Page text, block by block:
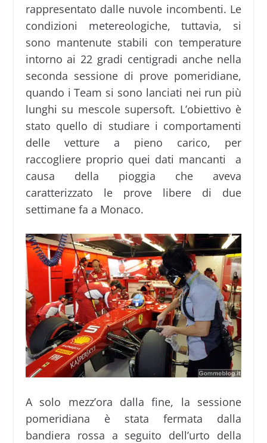
rappresentato dalle nuvole incombenti. Le
condizioni metereologiche, tuttavia, si
sono mantenute stabili con temperature
intorno ai 22 gradi centigradi anche nella
seconda sessione di prove pomeridiane,
quando i Team si sono lanciati nei run più
lunghi su mescole supersoft. L’obiettivo è
stato quello di studiare i comportamenti
delle vetture a pieno carico, per
raccogliere proprio quei dati mancanti a
causa della pioggia che aveva
caratterizzato le prove libere di due
settimane fa a Monaco.
A solo mezz’ora dalla fine, la sessione
pomeridiana è stata fermata dalla
bandiera rossa a seguito dell’urto della